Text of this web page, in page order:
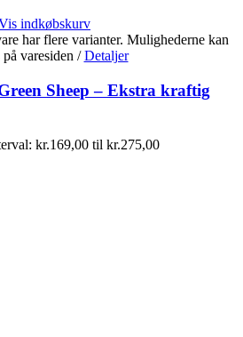
indkøbskurv
har flere varianter. Mulighederne kan
varesiden / Detaljer
Sheep – Ekstra kraftig
kr.169,00 til kr.275,00